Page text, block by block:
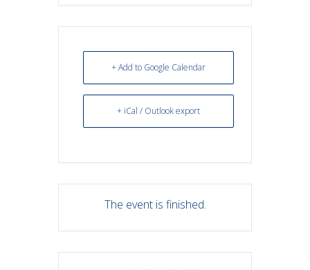
+ Add to Google Calendar
+ iCal / Outlook export
The event is finished.